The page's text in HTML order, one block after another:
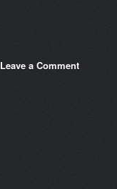
Leave a Comment